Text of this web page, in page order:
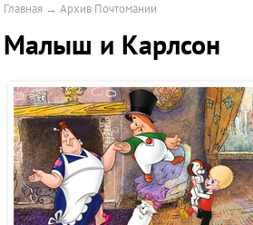
Главная →Архив Почтомании
Малыш и Карлсон